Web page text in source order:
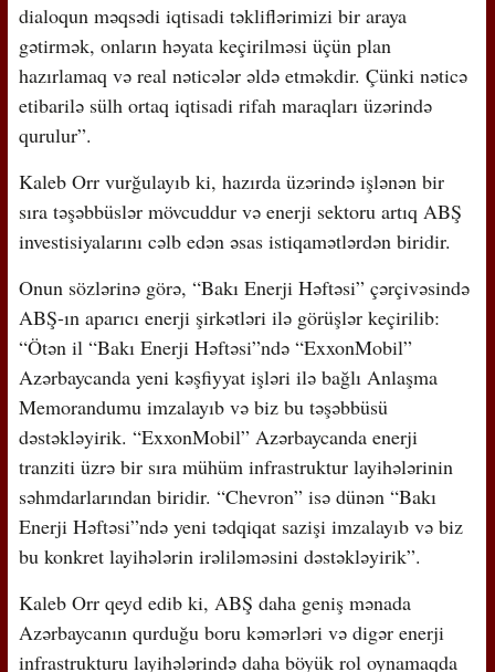
dialoqun məqsədi iqtisadi təkliflərimizi bir araya
gətirmək, onların həyata keçirilməsi üçün plan
hazırlamaq və real nəticələr əldə etməkdir. Çünki nəticə
etibarilə sülh ortaq iqtisadi rifah maraqları üzərində
qurulur”.
Kaleb Orr vurğulayıb ki, hazırda üzərində işlənən bir
sıra təşəbbüslər mövcuddur və enerji sektoru artıq ABŞ
investisiyalarını cəlb edən əsas istiqamətlərdən biridir.
Onun sözlərinə görə, “Bakı Enerji Həftəsi” çərçivəsində
ABŞ-ın aparıcı enerji şirkətləri ilə görüşlər keçirilib:
“Ötən il “Bakı Enerji Həftəsi”ndə “ExxonMobil”
Azərbaycanda yeni kəşfiyyat işləri ilə bağlı Anlaşma
Memorandumu imzalayıb və biz bu təşəbbüsü
dəstəkləyirik. “ExxonMobil” Azərbaycanda enerji
tranziti üzrə bir sıra mühüm infrastruktur layihələrinin
səhmdarlarından biridir. “Chevron” isə dünən “Bakı
Enerji Həftəsi”ndə yeni tədqiqat sazişi imzalayıb və biz
bu konkret layihələrin irəliləməsini dəstəkləyirik”.
Kaleb Orr qeyd edib ki, ABŞ daha geniş mənada
Azərbaycanın qurduğu boru kəmərləri və digər enerji
infrastrukturu layihələrində daha böyük rol oynamaqda